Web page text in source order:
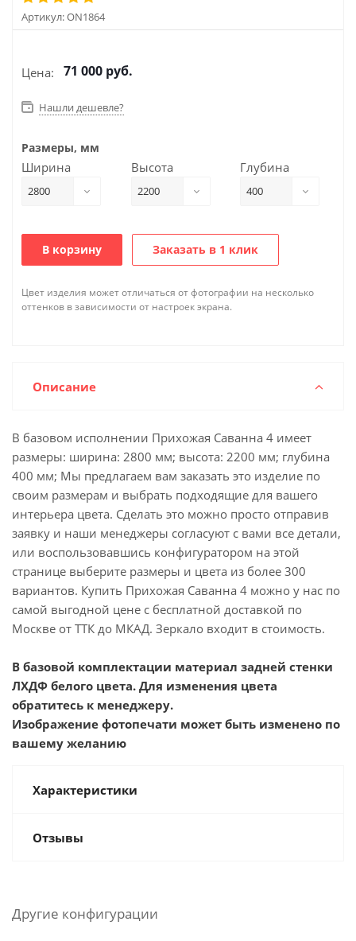
Артикул:ON1864
Цена: 71 000 руб.
Нашли дешевле?
Размеры, мм
Ширина
2800
Высота
2200
Глубина
400
В корзину Заказать в 1 клик
Цвет изделия может отличаться от фотографии на несколько
оттенков в зависимости от настроек экрана.
Описание
В базовом исполнении Прихожая Саванна 4 имеет
размеры: ширина: 2800 мм; высота: 2200 мм; глубина
400 мм; Мы предлагаем вам заказать это изделие по
своим размерам и выбрать подходящие для вашего
интерьера цвета. Сделать это можно просто отправив
заявку и наши менеджеры согласуют с вами все детали,
или воспользовавшись конфигуратором на этой
странице выберите размеры и цвета из более 300
вариантов. Купить Прихожая Саванна 4 можно у нас по
самой выгодной цене с бесплатной доставкой по
Москве от ТТК до МКАД. Зеркало входит в стоимость.
В базовой комплектации материал задней стенки
ЛХДФ белого цвета. Для изменения цвета
обратитесь к менеджеру.
Изображение фотопечати может быть изменено по
вашему желанию
Характеристики
Отзывы
Другие конфигурации